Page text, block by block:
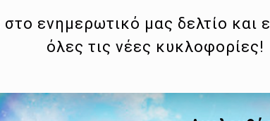
στο ενημερωτικό μας δελτίο και
όλες τις νέες κυκλοφορίες!